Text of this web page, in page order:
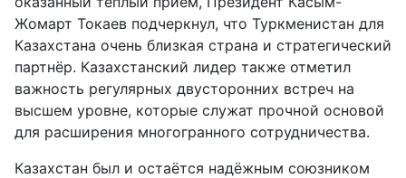
Жомарт Токаев подчеркнул, что Туркменистан для
Казахстана очень близкая страна и стратегический
партнёр. Казахстанский лидер также отметил
важность регулярных двусторонних встреч на
высшем уровне, которые служат прочной основой
для расширения многогранного сотрудничества.
Казахстан был и остаётся надёжным союзником